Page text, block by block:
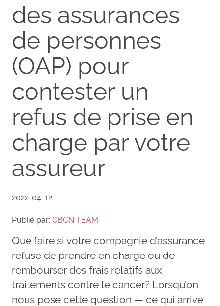
des assurances
de personnes
(OAP) pour
contester un
refus de prise en
charge par votre
assureur
2022-04-12
Publié par: CBCN TEAM
Que faire si votre compagnie d’assurance
refuse de prendre en charge ou de
rembourser des frais relatifs aux
traitements contre le cancer? Lorsqu’on
nous pose cette question — ce qui arrive